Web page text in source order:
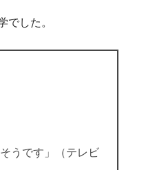
でした。
うです」（テレビ